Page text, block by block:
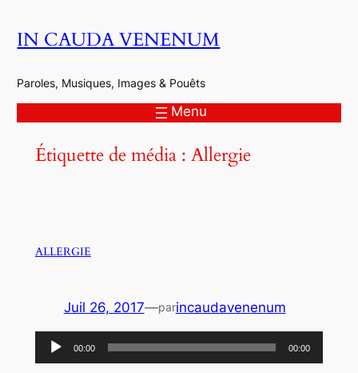
auIN CAUDA VENENUM
Paroles, Musiques, Images & Pouêts
Menu
Étiquette de média : Allergie
ALLERGIE
Juil 26, 2017—parincaudavenenum
Lecteur
audio
00:00 00:00